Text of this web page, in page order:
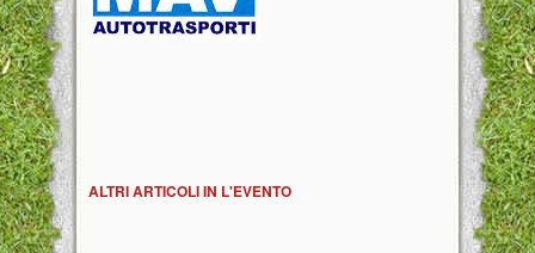
ALTRI ARTICOLI IN L'EVENTO